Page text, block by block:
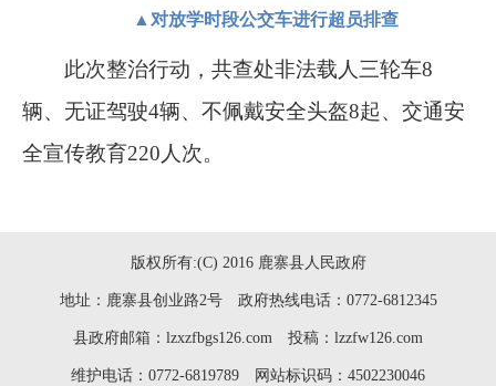
▲ 对放学时段公交车进行超员排查
此次整治行动，共查处非法载人三轮车8
辆、无证驾驶4辆、不佩戴安全头盔8起、交通安
全宣传教育220 人次。
版权所有:(C) 2016 鹿寨县人民政府
地址：鹿寨县创业路2号 政府热线电话：0772-6812345
县政府邮箱：lzxzfbgs126.com 投稿：lzzfw126.com
维护电话：0772-6819789 网站标识码：4502230046